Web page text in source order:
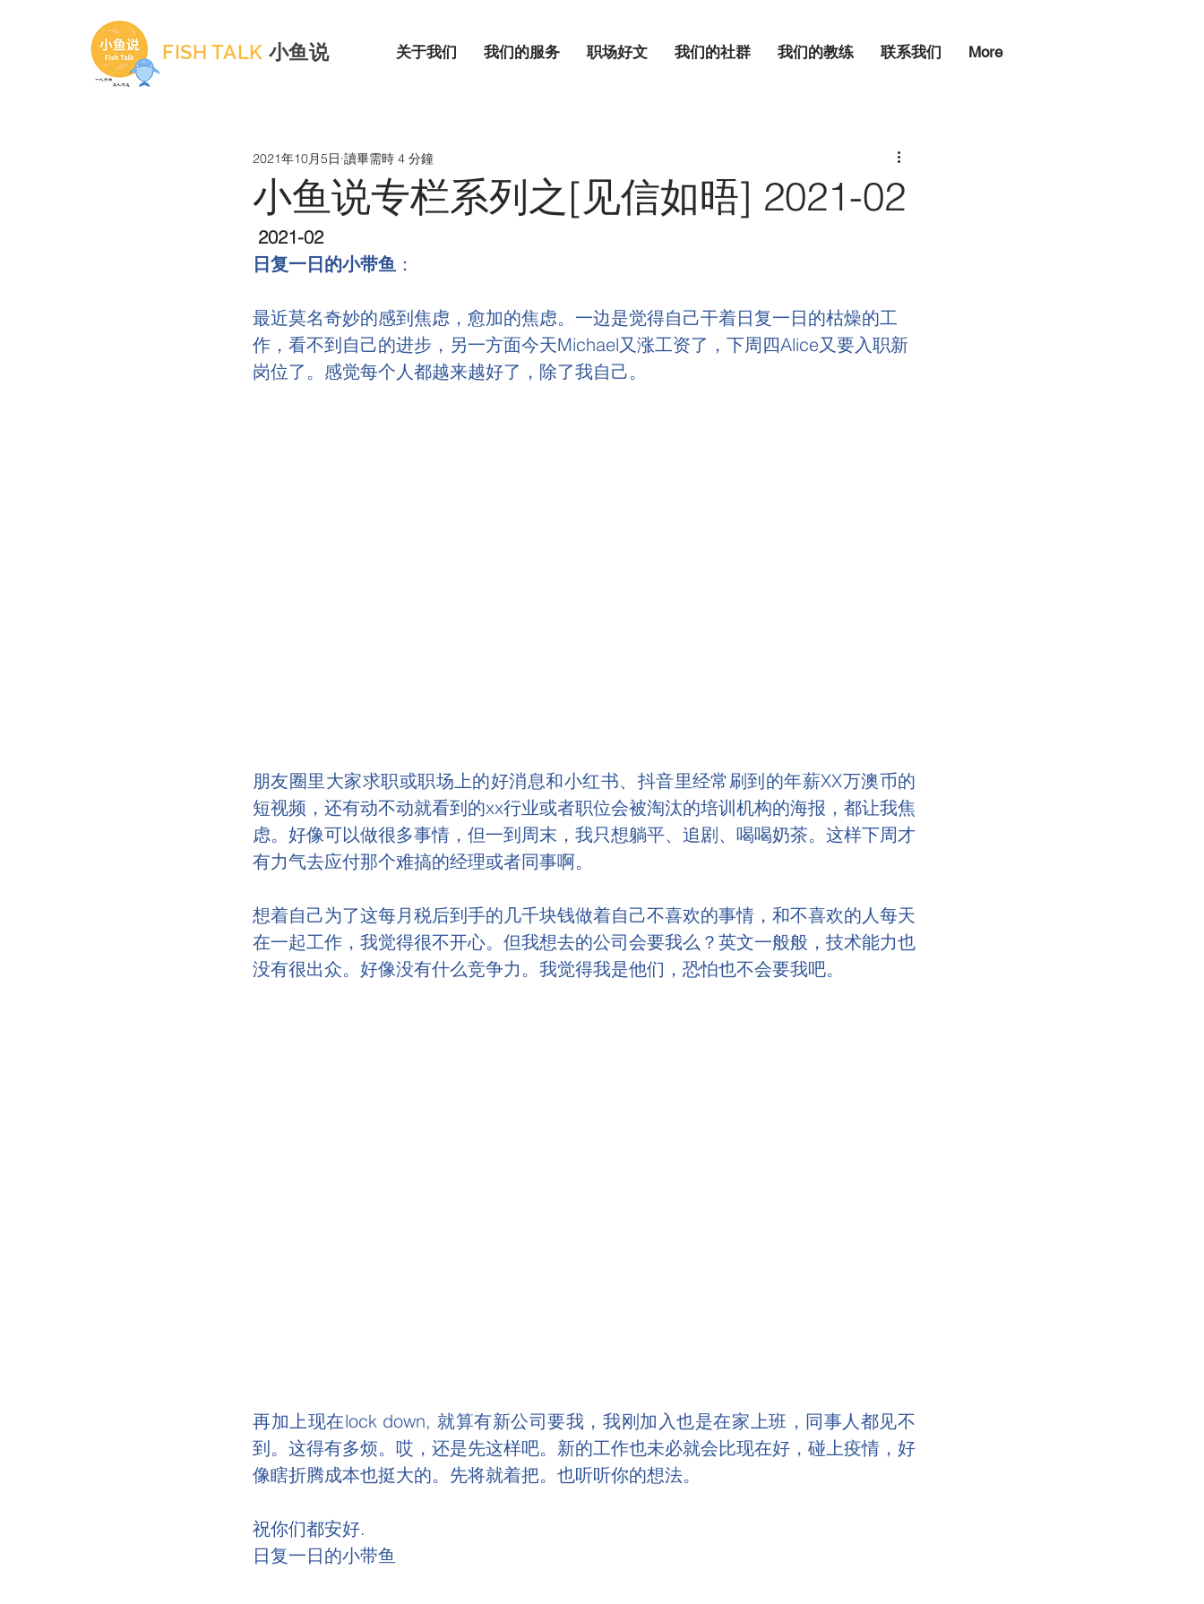
FISH TALK 小鱼说 关于我们 我们的服务 职场好文 我们的社群 我们的教练 联系我们 More
小鱼说专栏系列之[见信如晤] 2021-02
2021年10月5日 讀畢需時 4 分鐘
2021-02
日复一日的小带鱼 ：
最近莫名奇妙的感到焦虑，愈加的焦虑。一边是觉得自己干着日复一日的枯燥的工
作，看不到自己的进步，另一方面今天Michael又涨工资了，下周四Alice又要入职新
岗位了。感觉每个人都越来越好了，除了我自己。
朋友圈里大家求职或职场上的好消息和小红书、抖音里经常刷到的年薪XX万澳币的
短视频，还有动不动就看到的xx行业或者职位会被淘汰的培训机构的海报，都让我焦
虑。好像可以做很多事情，但一到周末，我只想躺平、追剧、喝喝奶茶。这样下周才
有力气去应付那个难搞的经理或者同事啊。
想着自己为了这每月税后到手的几千块钱做着自己不喜欢的事情，和不喜欢的人每天
在一起工作，我觉得很不开心。但我想去的公司会要我么？英文一般般，技术能力也
没有很出众。好像没有什么竞争力。我觉得我是他们，恐怕也不会要我吧。
再加上现在lock down, 就算有新公司要我，我刚加入也是在家上班，同事人都见不
到。这得有多烦。哎，还是先这样吧。新的工作也未必就会比现在好，碰上疫情，好
像瞎折腾成本也挺大的。先将就着把。也听听你的想法。
祝你们都安好.
日复一日的小带鱼